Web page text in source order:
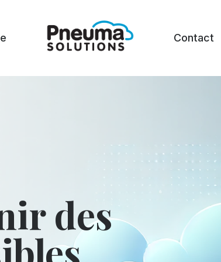
Contact
des